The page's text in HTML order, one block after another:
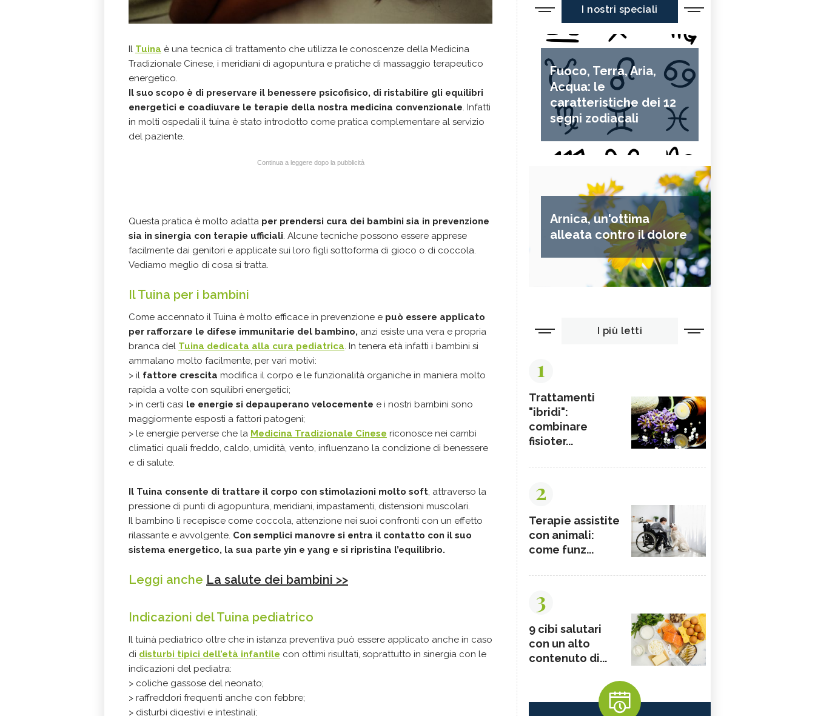
Il Tuina è una tecnica di trattamento che utilizza le conoscenze della Medicina
Tradizionale Cinese, i meridiani di agopuntura e pratiche di massaggio terapeutico
energetico.
Il suo scopo è di preservare il benessere psicofisico, di ristabilire gli equilibri
energetici e coadiuvare le terapie della nostra medicina convenzionale. Infatti
in molti ospedali il tuina è stato introdotto come pratica complementare al servizio
del paziente.
Continua a leggere dopo la pubblicità
Questa pratica è molto adatta per prendersi cura dei bambini sia in prevenzione
sia in sinergia con terapie ufficiali. Alcune tecniche possono essere apprese
facilmente dai genitori e applicate sui loro figli sottoforma di gioco o di coccola.
Vediamo meglio di cosa si tratta.
Il Tuina per i bambini
Come accennato il Tuina è molto efficace in prevenzione e può essere applicato
per rafforzare le difese immunitarie del bambino, anzi esiste una vera e propria
branca del Tuina dedicata alla cura pediatrica. In tenera età infatti i bambini si
ammalano molto facilmente, per vari motivi:
> il fattore crescita modifica il corpo e le funzionalità organiche in maniera molto
rapida a volte con squilibri energetici;
> in certi casi le energie si depauperano velocemente e i nostri bambini sono
maggiormente esposti a fattori patogeni;
> le energie perverse che la Medicina Tradizionale Cinese riconosce nei cambi
climatici quali freddo, caldo, umidità, vento, influenzano la condizione di benessere
e di salute.
Il Tuina consente di trattare il corpo con stimolazioni molto soft, attraverso la
pressione di punti di agopuntura, meridiani, impastamenti, distensioni muscolari.
Il bambino li recepisce come coccola, attenzione nei suoi confronti con un effetto
rilassante e avvolgente. Con semplici manovre si entra il contatto con il suo
sistema energetico, la sua parte yin e yang e si ripristina l’equilibrio.
Leggi anche La salute dei bambini >>
Indicazioni del Tuina pediatrico
Il tuinà pediatrico oltre che in istanza preventiva può essere applicato anche in caso
di disturbi tipici dell’età infantile con ottimi risultati, soprattutto in sinergia con le
indicazioni del pediatra:
> coliche gassose del neonato;
> raffreddori frequenti anche con febbre;
> disturbi digestivi e intestinali;
I nostri speciali
Fuoco, Terra, Aria,
Acqua: le
caratteristiche dei 12
segni zodiacali
Arnica, un'ottima
alleata contro il dolore
I più letti
1
Trattamenti
"ibridi":
combinare
fisioter...
2
Terapie assistite
con animali:
come funz...
3
9 cibi salutari
con un alto
contenuto di...